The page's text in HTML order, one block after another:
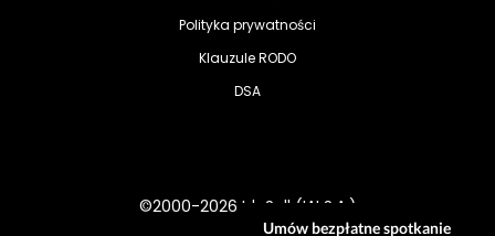
Polityka prywatności
Klauzule RODO
DSA
©2000-2026 IdoSell (IAI S.A.)
Umów bezpłatne spotkanie